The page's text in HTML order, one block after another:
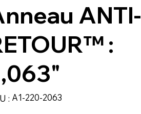
ANTI-
:
:
SKU
A1-
A1-220-2063